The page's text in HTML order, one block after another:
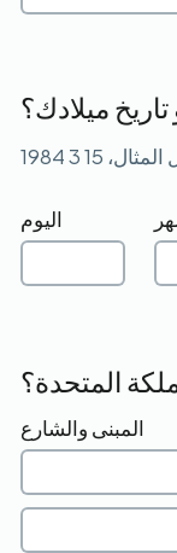
تاريخ ميلادك؟
اليوم
المتحدة؟
المبنى والشارع